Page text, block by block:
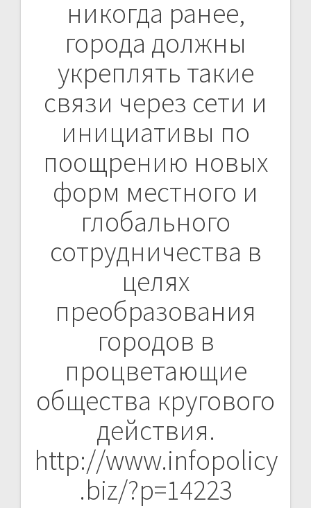
никогда ранее,
города должны
укреплять такие
связи через сети и
инициативы по
поощрению новых
форм местного и
глобального
сотрудничества в
целях
преобразования
городов в
процветающие
общества кругового
действия.
http://www.infopolicy
.biz/?p=14223